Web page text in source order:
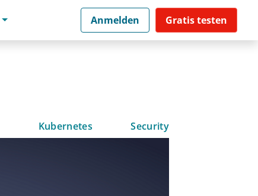
Anmelden Gratis testen
Kubernetes Security